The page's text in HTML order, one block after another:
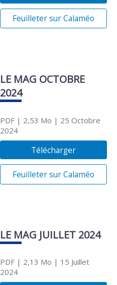
Feuilleter sur Calaméo
LE MAG OCTOBRE
2024
PDF| 2,53 Mo | 25 Octobre
2024
Télécharger
Feuilleter sur Calaméo
LE MAG JUILLET 2024
PDF| 2,13 Mo | 15 Juillet
2024